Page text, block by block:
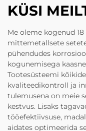
KÜSI
Me oleme kogenud
mittemetallsete
pühendudes
kogunemisega
Tootesüsteemi
kvaliteedikontroll ja
tulemusena on meie
kestvus. Lisaks
tööefektiivsuse,
aidates optimeerida